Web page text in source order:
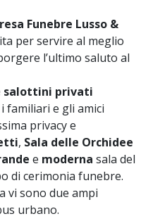
Funebre Lusso &
per servire al meglio
l’ultimo saluto al
salottini privati
familiari e gli amici
privacy e
, Sala delle Orchidee
e moderna sala del
di cerimonia funebre.
vi sono due ampi
urbano.